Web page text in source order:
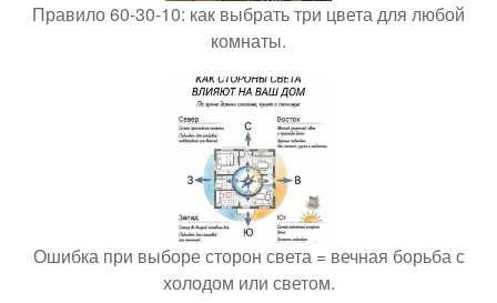
Правило 60-30-10: как выбрать три цвета для любой
комнаты.
Ошибка при выборе сторон света = вечная борьба с
холодом или светом.